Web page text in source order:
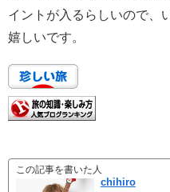
イントが入るらしいので、
嬉しいです。
この記事を書いた人
chihiro